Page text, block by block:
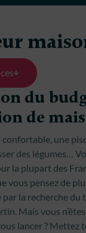
du
de
une
des légumes…
la plupart des
vous pensez de
par la recherche
Mais vous
lancer ? Mettez